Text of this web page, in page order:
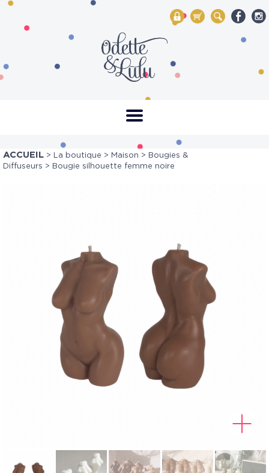
My Account
Mon panier
Rechercher
ACCUEIL > La boutique > Maison > Bougies &
Diffuseurs > Bougie silhouette femme noire